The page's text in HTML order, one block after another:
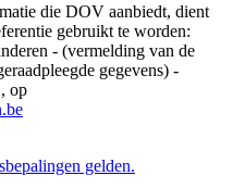
die DOV aanbiedt, dient
gebruikt te worden:
- (vermelding van de
gegevens) -
op
gelden.